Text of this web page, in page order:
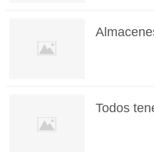
Todos